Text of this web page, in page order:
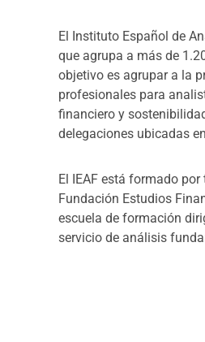
El Instituto Español de
que agrupa a más de
objetivo es agrupar a la
profesionales para
financiero y
delegaciones ubicadas
El IEAF está formado
Fundación Estudios
escuela de formación
servicio de análisis